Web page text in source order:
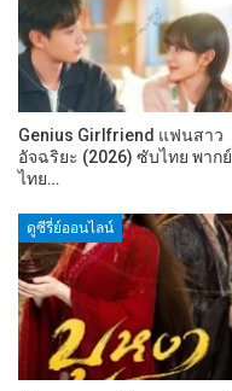
Genius Girlfriend แฟนสาว
อัจฉริยะ (2026) ซับไทย พากย์
ไทย…
ดูซีรี่ย์ออนไลน์